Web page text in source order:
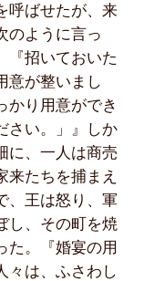
呼ばせたが、来
のように言っ
『招いておいた
意が整いまし
かり用意ができ
さい。」』しか
に、一人は商売
来たちを捕まえ
、王は怒り、軍
し、その町を焼
た。『婚宴の用
々は、ふさわし